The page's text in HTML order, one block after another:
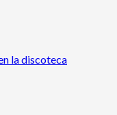
la discoteca